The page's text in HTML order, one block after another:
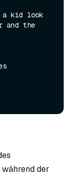
a kid look
and the
der